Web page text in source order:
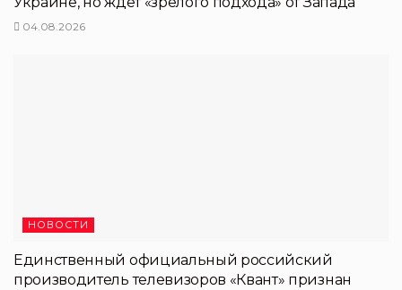
04.08.2026
НОВОСТИ
Единственный официальный российский
производитель телевизоров «Квант» признан